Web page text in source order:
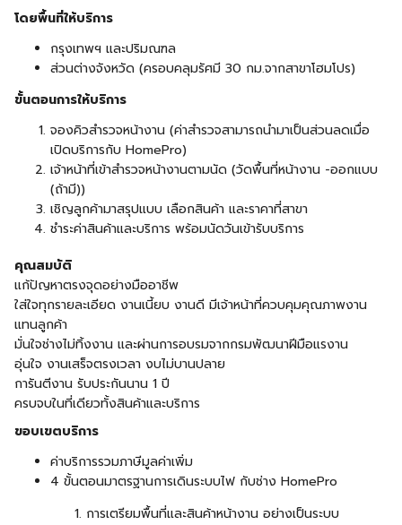
โดยพื้นที่ให้บริการ
กรุงเทพฯ และปริมณฑล
ส่วนต่างจังหวัด (ครอบคลุมรัศมี 30 กม.จากสาขาโฮมโปร)
ขั้นตอนการให้บริการ
จองคิวสำรวจหน้างาน (ค่าสำรวจสามารถนำมาเป็นส่วนลดเมื่อ
เปิดบริการกับ HomePro)
เจ้าหน้าที่เข้าสำรวจหน้างานตามนัด (วัดพื้นที่หน้างาน -ออกแบบ
(ถ้ามี))
เชิญลูกค้ามาสรุปแบบ เลือกสินค้า และราคาที่สาขา
ชำระค่าสินค้าและบริการ พร้อมนัดวันเข้ารับบริการ
คุณสมบัติ
แก้ปัญหาตรงจุดอย่างมืออาชีพ
ใส่ใจทุกรายละเอียด งานเนี้ยบ งานดี มีเจ้าหน้าที่ควบคุมคุณภาพงาน
แทนลูกค้า
มั่นใจช่างไม่ทิ้งงาน และผ่านการอบรมจากกรมพัฒนาฝีมือแรงาน
อุ่นใจ งานเสร็จตรงเวลา งบไม่บานปลาย
การันตีงาน รับประกันนาน 1 ปี
ครบจบในที่เดียวทั้งสินค้าและบริการ
ขอบเขตบริการ
ค่าบริการรวมภาษีมูลค่าเพิ่ม
4 ขั้นตอนมาตรฐานการเดินระบบไฟ กับช่าง HomePro
การเตรียมพื้นที่และสินค้าหน้างาน อย่างเป็นระบบ